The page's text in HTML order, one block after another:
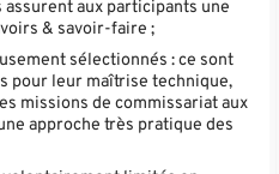
aux participants une
& savoir-faire ;
sélectionnés : ce sont
pour leur maîtrise technique,
missions de commissariat aux
approche très pratique des